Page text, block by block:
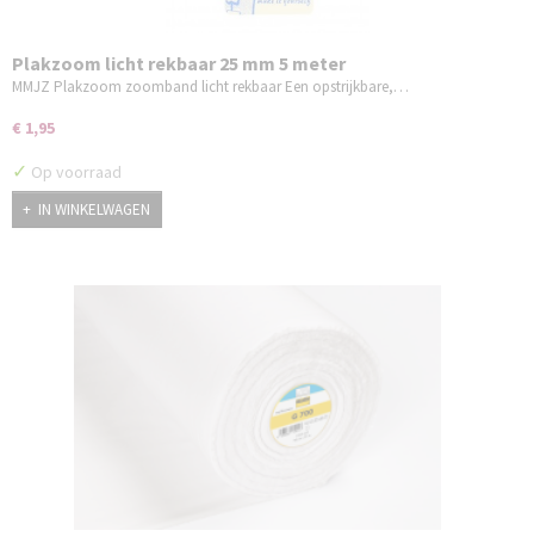
Plakzoom licht rekbaar 25 mm 5 meter
MMJZ Plakzoom zoomband licht rekbaar Een opstrijkbare,…
€ 1,95
✓ Op voorraad
IN WINKELWAGEN